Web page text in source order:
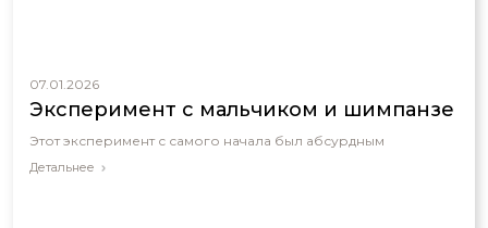
07.01.2026
Эксперимент с мальчиком и шимпанзе
Этот эксперимент с самого начала был абсурдным
Детальнее